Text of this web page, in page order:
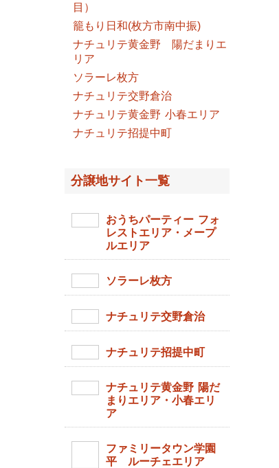
目）
籠もり日和(枚方市南中振)
ナチュリテ黄金野 陽だまりエ
リア
ソラーレ枚方
ナチュリテ交野倉治
ナチュリテ黄金野 小春エリア
ナチュリテ招提中町
分譲地サイト一覧
おうちパーティー フォ
レストエリア・メープ
ルエリア
ソラーレ枚方
ナチュリテ交野倉治
ナチュリテ招提中町
ナチュリテ黄金野 陽だ
まりエリア・小春エリ
ア
ファミリータウン学園
平 ルーチェエリア